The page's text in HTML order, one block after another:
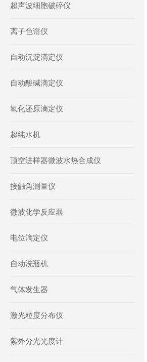
超声波细胞破碎仪
离子色谱仪
自动沉淀滴定仪
自动酸碱滴定仪
氧化还原滴定仪
超纯水机
顶空进样器微波水热合成仪
接触角测量仪
微波化学反应器
电位滴定仪
自动洗瓶机
气体发生器
激光粒度分布仪
紫外分光光度计